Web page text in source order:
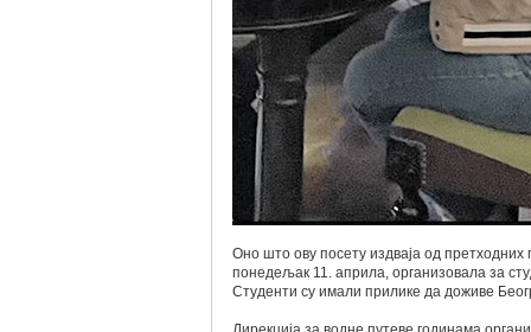
Оно што ову посету издваја од претходних
понедељак 11. априла, организовала за
Студенти су имали прилике да доживе